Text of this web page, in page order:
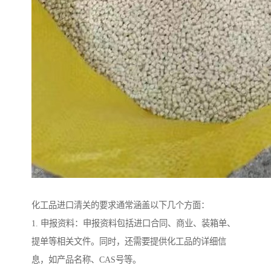
化工品进口清关的要求通常涵盖以下几个方面：
1. 申报资料：申报资料包括进口合同、商业、装箱单、
提单等相关文件。同时，还需要提供化工品的详细信
息，如产品名称、CAS号等。